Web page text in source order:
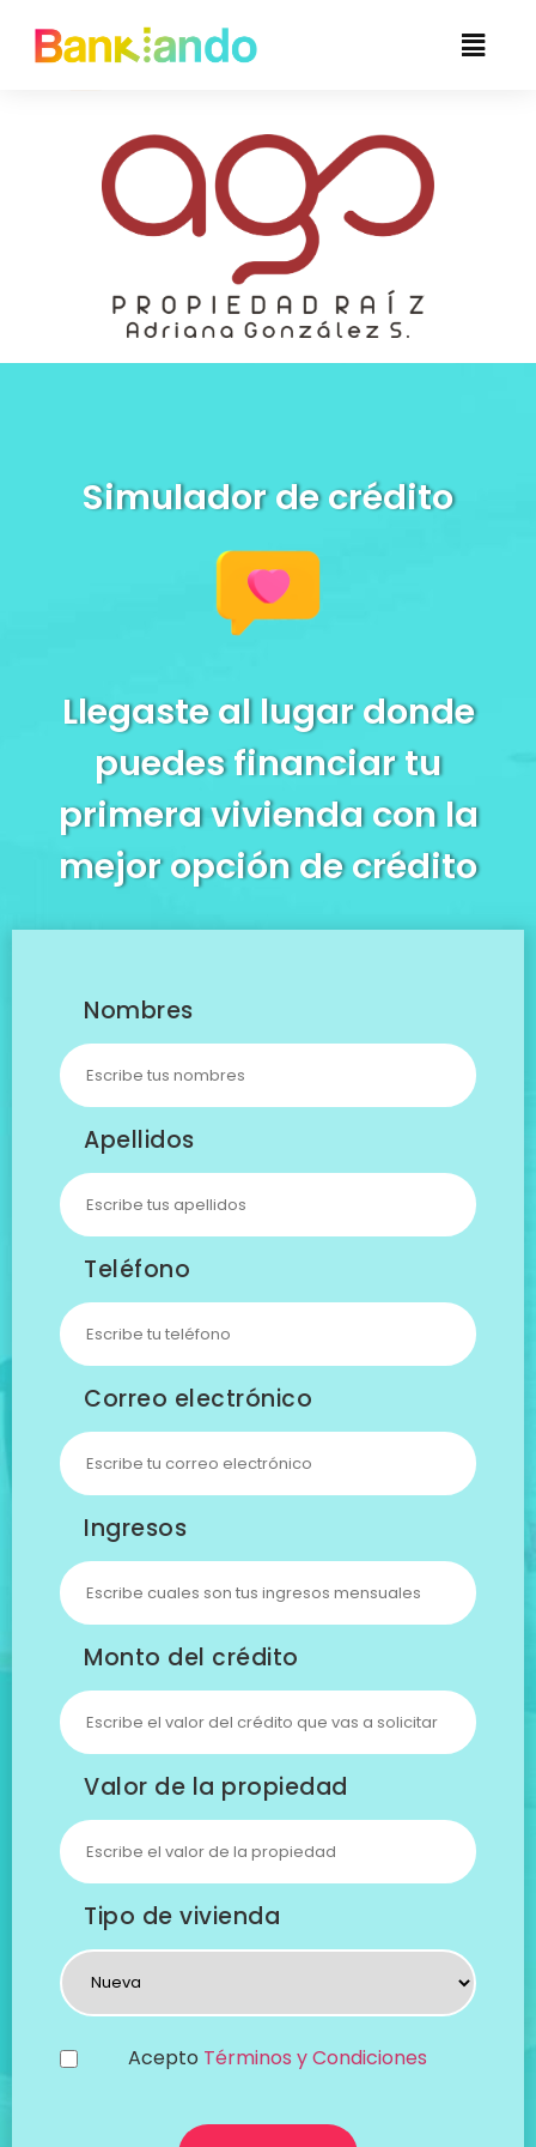
Simulador de crédito
Llegaste al lugar donde
puedes financiar tu
primera vivienda con la
mejor opción de crédito
Nombres
Apellidos
Teléfono
Correo electrónico
Ingresos
Monto del crédito
Valor de la propiedad
Tipo de vivienda
Acepto Términos y Condiciones